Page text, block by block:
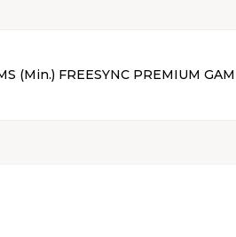
(Min.) FREESYNC PREMIUM